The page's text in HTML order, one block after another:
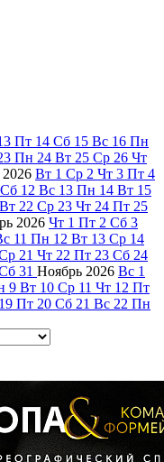
Пт 14 Сб 15 Вс 16 Пн
Пн 24 Вт 25 Ср 26 Чт
2026 Вт 1 Ср 2 Чт 3 Пт 4
Сб 12 Вс 13 Пн 14 Вт 15
Вт 22 Ср 23 Чт 24 Пт 25
2026 Чт 1 Пт 2 Сб 3
11 Пн 12 Вт 13 Ср 14
21 Чт 22 Пт 23 Сб 24
31 Ноябрь 2026 Вс 1
9 Вт 10 Ср 11 Чт 12 Пт
19 Пт 20 Сб 21 Вс 22 Пн